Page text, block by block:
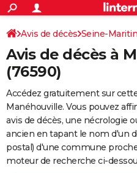
ACTUALITÉS
Politique
Société
Faits Divers
Education
Monde
Villes
+
SPORT
Coupe du monde 2026
Football
Tennis
Cyclisme
Rugby
Forum
FINANCE
Retraite
Impôts
Epargne
Immobilier
Risques naturels par ville
Banque
Assurance
Crédit
Essais
Réserver un essai
Citadines
Berlines
SUV
Forum auto
+
HIGH-TECH
Mobiles
Meilleur smartphone
Internet
Ordinateurs
Jeux vidéo
Guide high-tech
+BRICOLAGE
Avis de décès Seine-
Avis de décès à
(76590)
Accédez gratuitement sur
Manéhouville. Vous pouvez
avis de décès, une nécrologie
ancien en tapant le nom d'un
postal) d'une commune
moteur de recherche ci-